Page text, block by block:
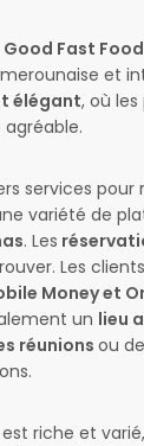
Fast
et
élégant, où
services pour
variété de
. Les
Les
Money et
un lieu
réunions ou
est riche et